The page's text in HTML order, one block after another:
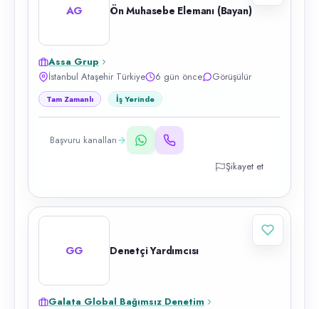
AG Ön Muhasebe Elemanı (Bayan)
Assa Grup
İstanbul Ataşehir Türkiye
6 gün önce Görüşülür
Tam Zamanlı İş Yerinde
Başvuru kanalları
Şikayet et
GG Denetçi Yardımcısı
Galata Global Bağımsız Denetim